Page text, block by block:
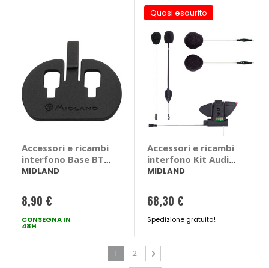
Accessori e ricambi
interfono Base BTX
- MIDLAND
MIDLAND
8,90 €
CONSEGNA IN
48H
Quasi esaurito
Accessori e ricambi
interfono Kit Audio
BT Pro - MIDLAND
MIDLAND
68,30 €
Spedizione gratuita!
Pagina
Attualmente stai leggendo la pagina
1 Pagina
2 Pagina
Avanti